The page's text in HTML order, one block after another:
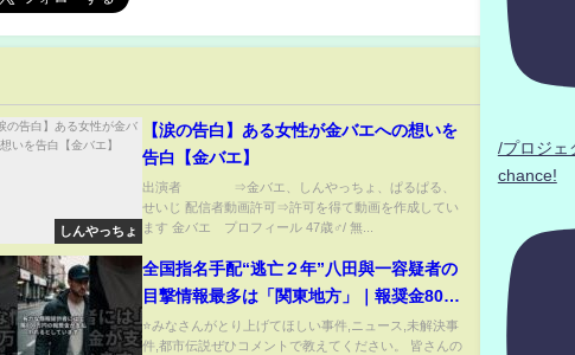
しんやっちょ
【涙の告白】ある女性が金バエへの想いを
告白【金バエ】
出演者 ⇒金バエ、しんやっちょ、ぱるぱる、
せいじ 配信者動画許可⇒許可を得て動画を作成してい
ます 金バエ プロフィール 47歳♂/ 無...
全国指名手配“逃亡２年”八田與一容疑者の
目撃情報最多は「関東地方」｜報奨金800
万円｜あん時ニュース
⭐みなさんがとり上げてほしい事件,ニュース,未解決事
件,都市伝説ぜひコメントで教えてください。 皆さんの
/プロジ
chance!